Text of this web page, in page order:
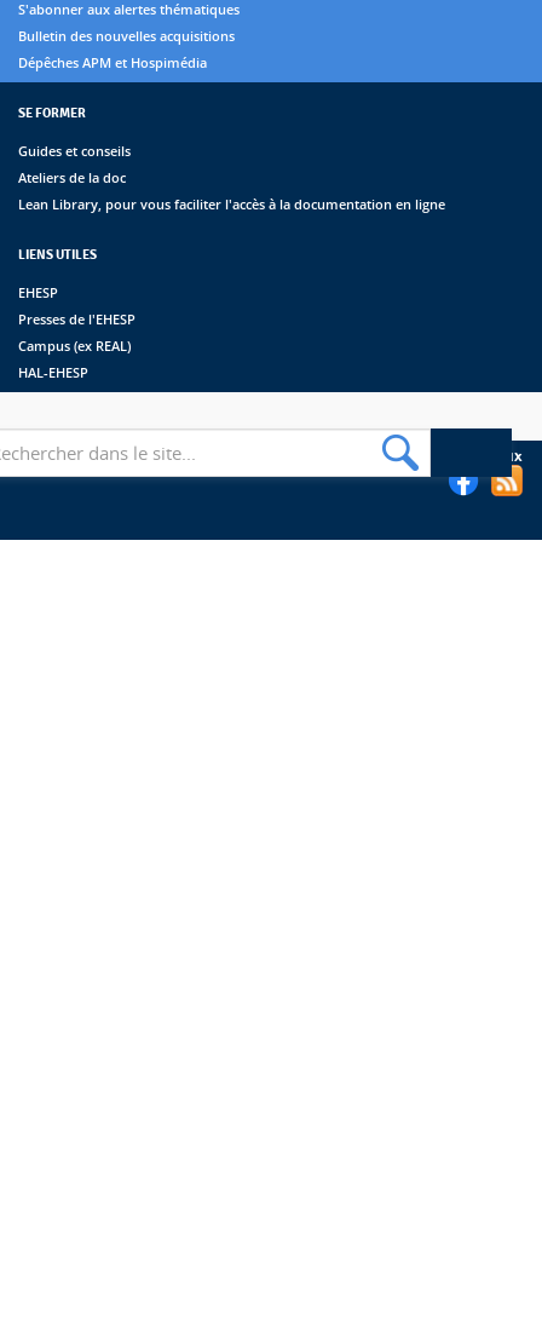
S'abonner aux alertes thématiques
Bulletin des nouvelles acquisitions
Dépêches APM et Hospimédia
SE FORMER
Guides et conseils
Ateliers de la doc
Lean Library, pour vous faciliter l'accès à la documentation en ligne
LIENS UTILES
EHESP
Presses de l'EHESP
Campus (ex REAL)
HAL-EHESP
Suivez les bibliothèques de l'EHESP sur les réseaux sociaux